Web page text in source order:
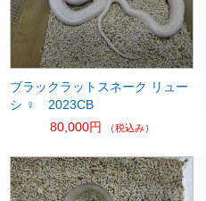
ブラックラットスネーク リュー
シ ♀ 2023CB
80,000円
（税込み）